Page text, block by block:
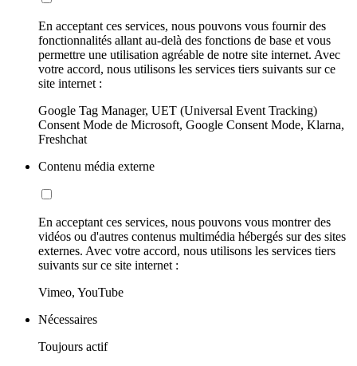
En acceptant ces services, nous pouvons vous fournir des
fonctionnalités allant au-delà des fonctions de base et vous
permettre une utilisation agréable de notre site internet. Avec
votre accord, nous utilisons les services tiers suivants sur ce
site internet :
Google Tag Manager, UET (Universal Event Tracking)
Consent Mode de Microsoft, Google Consent Mode, Klarna,
Freshchat
Contenu média externe
En acceptant ces services, nous pouvons vous montrer des
vidéos ou d'autres contenus multimédia hébergés sur des sites
externes. Avec votre accord, nous utilisons les services tiers
suivants sur ce site internet :
Vimeo, YouTube
Nécessaires
Toujours actif